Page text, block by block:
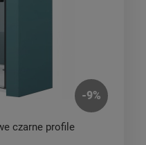
-9%
czarne profile